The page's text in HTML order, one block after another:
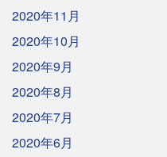
2020年11月
2020年10月
2020年9月
2020年8月
2020年7月
2020年6月